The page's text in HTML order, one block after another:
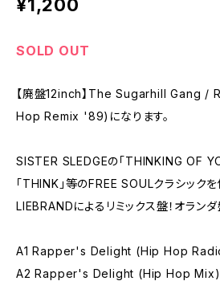
¥1,200
SOLD OUT
【廃盤12inch】The Sugarhill Gang
Hop Remix '89)になります。
SISTER SLEDGEの「THINKING OF
「THINK」等のFREE SOULクラシック
LIEBRANDによるリミックス盤！オランダ
A1 Rapper's Delight (Hip Hop
A2 Rapper's Delight (Hip Hop Mix)